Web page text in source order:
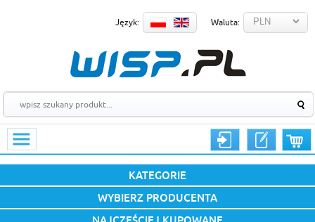
Język: Waluta:
KATEGORIE
WYBIERZ PRODUCENTA